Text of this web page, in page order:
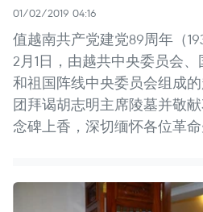
01/02/2019 04:16
值越南共产党建党89周年（
2月1日，由越共中央委员会
和祖国阵线中央委员会组成
团拜谒胡志明主席陵墓并敬
念碑上香，深切缅怀各位革命